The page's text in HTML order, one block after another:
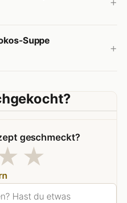
Suppe
geschmeckt?
★
4 Sterne
Sterne